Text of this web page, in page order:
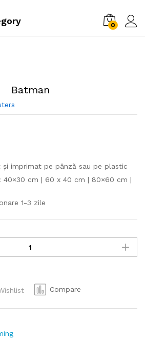
0
Batman
imprimat pe pânză sau pe plastic
40×30 cm | 60 x 40 cm | 80×60 cm |
1-3 zile
Compare